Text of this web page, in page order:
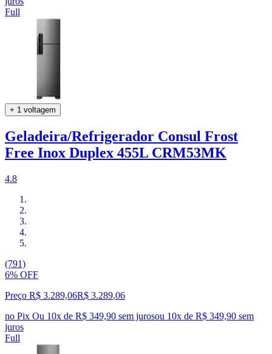
Full
+ 1 voltagem
Geladeira/Refrigerador Consul Frost
Free Inox Duplex 455L CRM53MK
4.8
(791)
6% OFF
Preço R$ 3.289,06R$ 3.289,06
no Pix Ou 10x de R$ 349,90 sem jurosou 10x de R$ 349,90 sem
juros
Full